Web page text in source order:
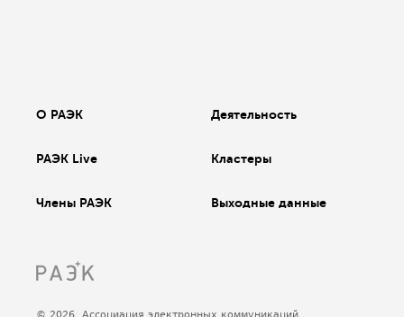
О РАЭК Деятельность
РАЭК Live Кластеры
Члены РАЭК Выходные данные